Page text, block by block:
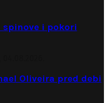
spinove i pokori
Oliveira pred debi